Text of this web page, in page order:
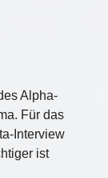
Alpha-
Für das
Interview
ist